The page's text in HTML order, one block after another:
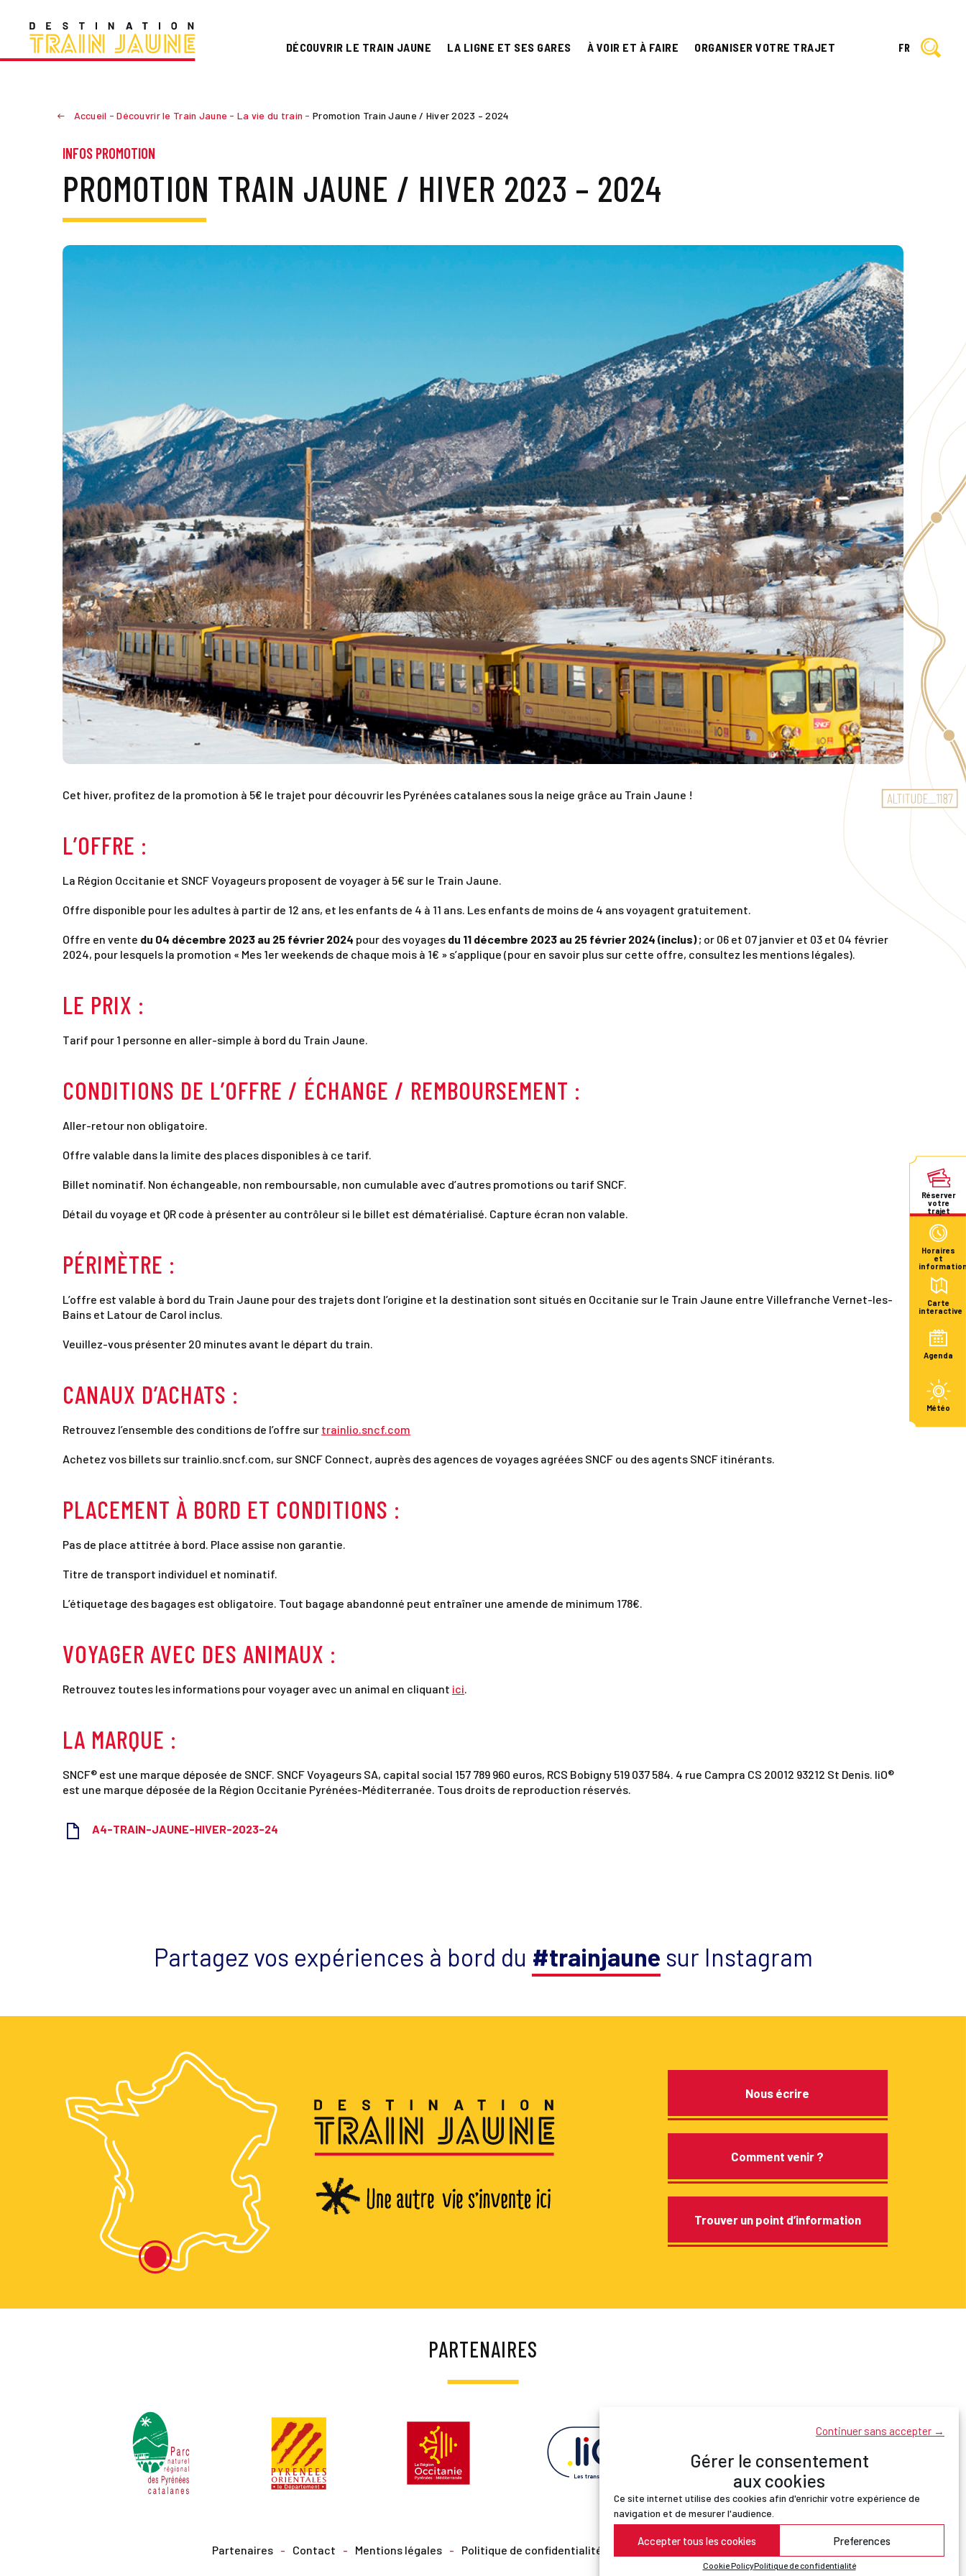
Gérer le consentement
aux cookies
Ce site internet utilise des cookies afin d'enrichir votre expérience de
navigation et de mesurer l'audience.
Accepter tous les cookies
Continuer sans accepter →
Preferences
Cookie PolicyPolitique de confidentialité
DÉCOUVRIR LE TRAIN JAUNE LA LIGNE ET SES GARES À VOIR ET À FAIRE ORGANISER VOTRE TRAJET FR
Réserver
votre
trajet
Horaires
et
Carte
interactive
Agenda
Météo
Accueil -Découvrir le Train Jaune - La vie du train - Promotion Train Jaune / Hiver 2023 – 2024
INFOS PROMOTION
PROMOTION TRAIN JAUNE / HIVER 2023 – 2024
Cet hiver, profitez de la promotion à 5€ le trajet pour découvrir les Pyrénées catalanes sous la neige grâce au Train Jaune !
L’OFFRE :
La Région Occitanie et SNCF Voyageurs proposent de voyager à 5€ sur le Train Jaune.
Offre disponible pour les adultes à partir de 12 ans, et les enfants de 4 à 11 ans. Les enfants de moins de 4 ans voyagent gratuitement.
Offre en vente du 04 décembre 2023 au 25 février 2024 pour des voyages du 11 décembre 2023 au 25 février 2024 (inclus); or 06 et 07 janvier et 03 et 04 février
2024, pour lesquels la promotion « Mes 1er weekends de chaque mois à 1€ » s’applique (pour en savoir plus sur cette offre, consultez les mentions légales).
LE PRIX :
Tarif pour 1 personne en aller-simple à bord du Train Jaune.
CONDITIONS DE L’OFFRE / ÉCHANGE / REMBOURSEMENT :
Aller-retour non obligatoire.
Offre valable dans la limite des places disponibles à ce tarif.
Billet nominatif. Non échangeable, non remboursable, non cumulable avec d’autres promotions ou tarif SNCF.
Détail du voyage et QR code à présenter au contrôleur si le billet est dématérialisé. Capture écran non valable.
PÉRIMÈTRE :
L’offre est valable à bord du Train Jaune pour des trajets dont l’origine et la destination sont situés en Occitanie sur le Train Jaune entre Villefranche Vernet-les-
Bains et Latour de Carol inclus.
Veuillez-vous présenter 20 minutes avant le départ du train.
CANAUX D’ACHATS :
Retrouvez l’ensemble des conditions de l’offre sur trainlio.sncf.com
Achetez vos billets sur trainlio.sncf.com, sur SNCF Connect, auprès des agences de voyages agréées SNCF ou des agents SNCF itinérants.
PLACEMENT À BORD ET CONDITIONS :
Pas de place attitrée à bord. Place assise non garantie.
Titre de transport individuel et nominatif.
L’étiquetage des bagages est obligatoire. Tout bagage abandonné peut entraîner une amende de minimum 178€.
VOYAGER AVEC DES ANIMAUX :
Retrouvez toutes les informations pour voyager avec un animal en cliquant ici.
LA MARQUE :
SNCF® est une marque déposée de SNCF. SNCF Voyageurs SA, capital social 157 789 960 euros, RCS Bobigny 519 037 584. 4 rue Campra CS 20012 93212 St Denis. liO®
est une marque déposée de la Région Occitanie Pyrénées-Méditerranée. Tous droits de reproduction réservés.
A4-TRAIN-JAUNE-HIVER-2023-24
Partagez vos expériences à bord du #trainjaune sur Instagram
Nous écrire
Comment venir ?
Trouver un point d’information
PARTENAIRES
Partenaires Contact Mentions légales Politique de confidentialité © PNR Pyrénées-Catalanes